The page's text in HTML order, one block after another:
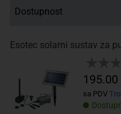
Esotec solarni sustav za
sa PDV